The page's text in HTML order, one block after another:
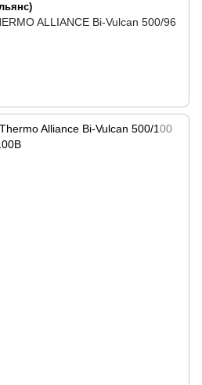
ALLIANCE Bi-Vulcan 500/96